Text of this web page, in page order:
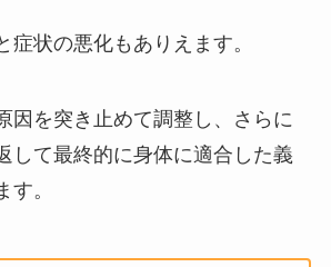
症状の悪化もありえます。
因を突き止めて調整し、さらに
して最終的に身体に適合した義
す。